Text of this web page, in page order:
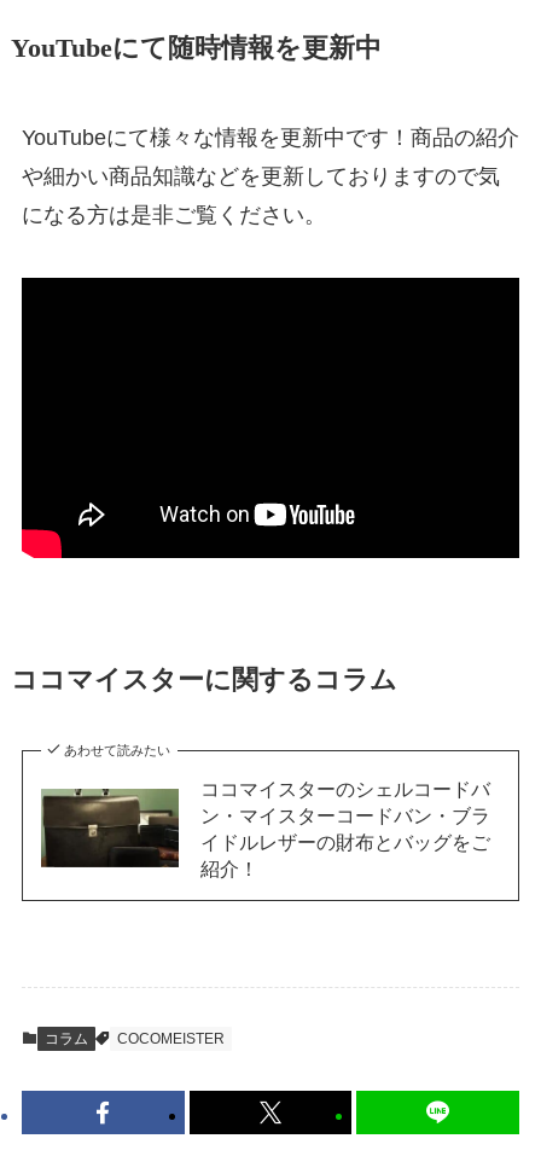
YouTubeにて随時情報を更新中
YouTubeにて様々な情報を更新中です！商品の紹介
や細かい商品知識などを更新しておりますので気
になる方は是非ご覧ください。
ココマイスターに関するコラム
あわせて読みたい
ココマイスターのシェルコードバ
ン・マイスターコードバン・ブラ
イドルレザーの財布とバッグをご
紹介！
コラム COCOMEISTER